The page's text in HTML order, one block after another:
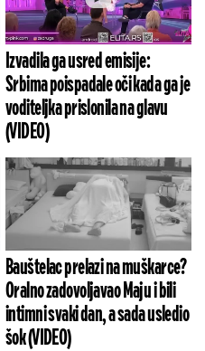
Izvadila ga usred emisije:
Srbima poispadale oči kada ga je
voditeljka prislonila na glavu
(VIDEO)
Bauštelac prelazi na muškarce?
Oralno zadovoljavao Maju i bili
intimni svaki dan, a sada usledio
šok (VIDEO)